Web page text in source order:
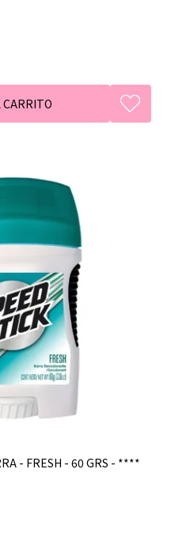
- FRESH - 60 GRS - ****